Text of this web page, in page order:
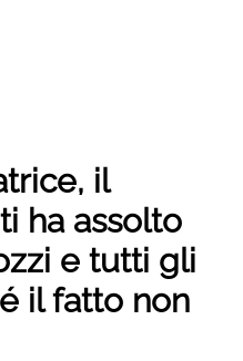
il
ha assolto
e tutti gli
il fatto non